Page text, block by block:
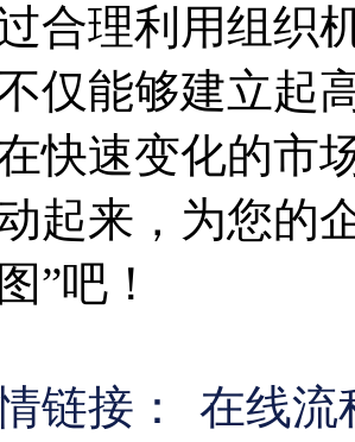
合理利用组织
仅能够建立起
快速变化的市
起来，为您的
”吧！
链接：
在线